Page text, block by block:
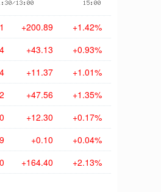
+200.89 +1.42%
+43.13 +0.93%
+11.37 +1.01%
+47.56 +1.35%
+12.30 +0.17%
+0.10 +0.04%
+164.40 +2.13%